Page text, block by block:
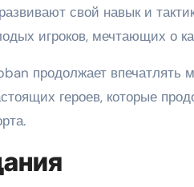
свой навык и
игроков, мечтающих о
продолжает
героев, которые